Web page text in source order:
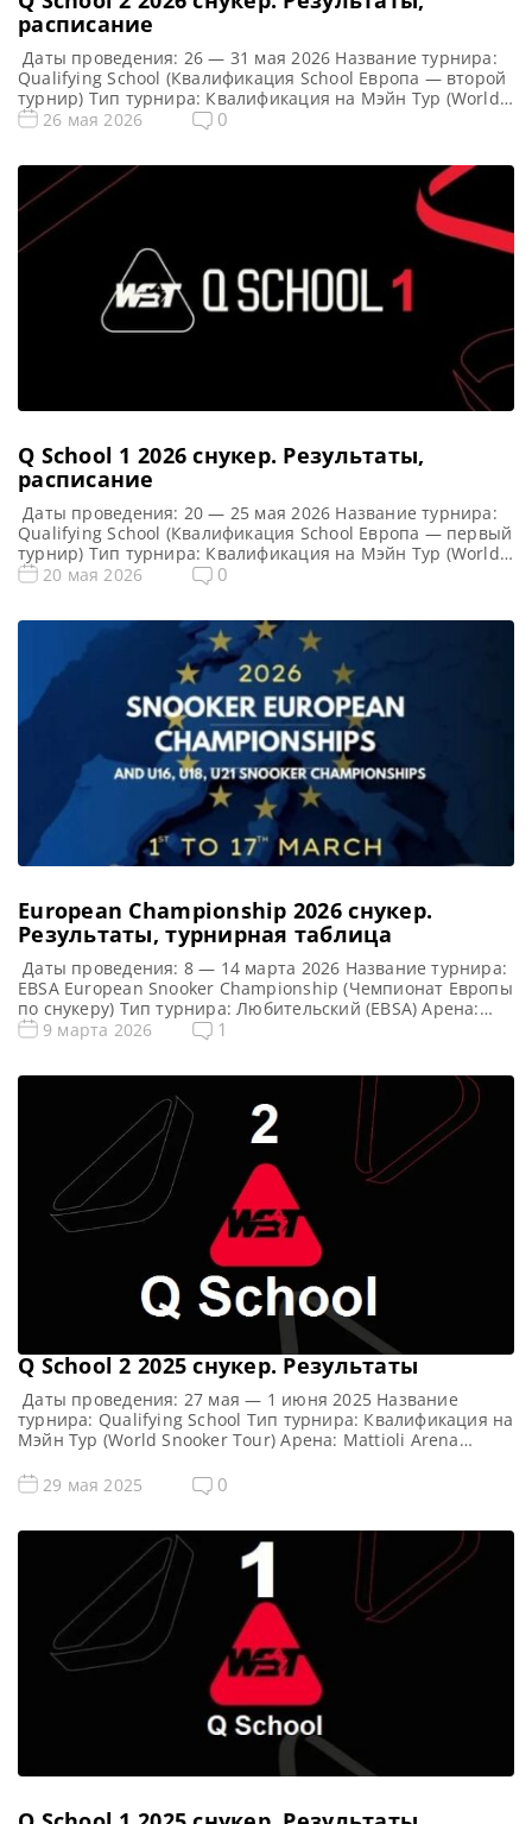
расписание
Даты проведения: 26 — 31 мая 2026 Название турнира:
Qualifying School (Квалификация School Европа — второй
турнир) Тип турнира: Квалификация на Мэйн Тур (World
Snooker Tour) Арена: Mattioli Arena Место проведения
разыграно восемь карт World Snooker Tour, а финалисты
(ПОБЕДИТЕЛИ) каждого из […]
26 мая 2026 0
Q School 1 2026 cнукер. Результаты,
расписание
Даты проведения: 20 — 25 мая 2026 Название турнира:
Qualifying School (Квалификация School Европа — первый
турнир) Тип турнира: Квалификация на Мэйн Тур (World
Snooker Tour) Арена: Mattioli Arena Место проведения
разыграно восемь карт World Snooker Tour, а финалисты
(ПОБЕДИТЕЛИ) каждого из […]
20 мая 2026 0
European Championship 2026 cнукер.
Результаты, турнирная таблица
Даты проведения: 8 — 14 марта 2026 Название турнира:
EBSA European Snooker Championship (Чемпионат Европы
по снукеру) Тип турнира: Любительский (EBSA) Арена:
Palace Hotel Место проведения (населенный пункт, город,
Championship 2026: Чемпионата Европы 2026 cнукер —
турнирная сетка любительского турнира 1/16 финала 1/8
9 марта 2026 1
Q School 2 2025 cнукер. Результаты
Даты проведения: 27 мая — 1 июня 2025 Название
турнира: Qualifying School Тип турнира: Квалификация на
Мэйн Тур (World Snooker Tour) Арена: Mattioli Arena
Лестер, Англия, Великобритания Примечание: Всего
будет разыграно восемь карт World Snooker Tour, а
получат место в Мэйн Туре […]
29 мая 2025 0